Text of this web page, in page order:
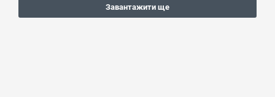
Завантажити ще